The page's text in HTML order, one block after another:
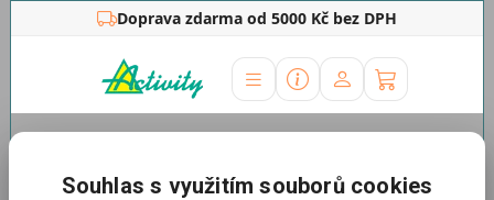
Doprava zdarma od 5000 Kč bez DPH
A/B Covid SARS-CoV-2 výtěrový test - VivaDiag - 25ks
Souhlas s využitím souborů cookies